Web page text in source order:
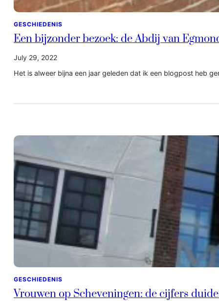
GESCHIEDENIS
Een bijzonder bezoek: de Abdij van
July 29, 2022
Het is alweer bijna een jaar geleden dat ik een blogpost heb
GESCHIEDENIS
Vrouwen op Scheveningen: de cijfers